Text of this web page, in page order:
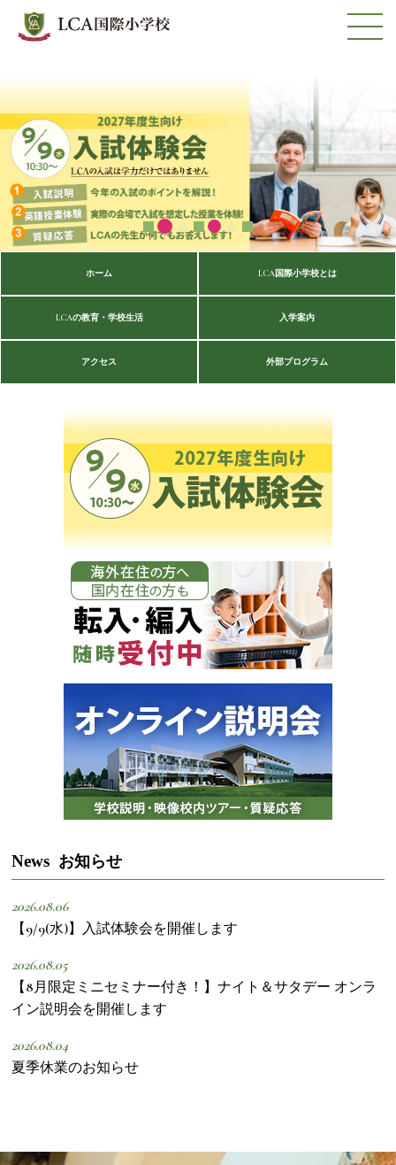
ホーム LCA国際小学校とは
LCAの教育・学校生活 入学案内
アクセス 外部プログラム
News お知らせ
2026.08.06
【9/9(水)】入試体験会を開催します
2026.08.05
【8月限定ミニセミナー付き！】ナイト＆サタデー オンラ
イン説明会を開催します
2026.08.04
夏季休業のお知らせ